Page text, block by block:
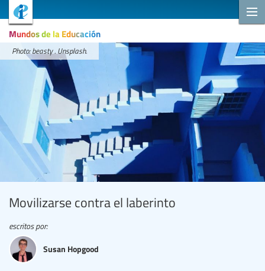
Mundos de la Educación
Photo: beasty . Unsplash.
Movilizarse contra el laberinto
escritos por:
Susan Hopgood